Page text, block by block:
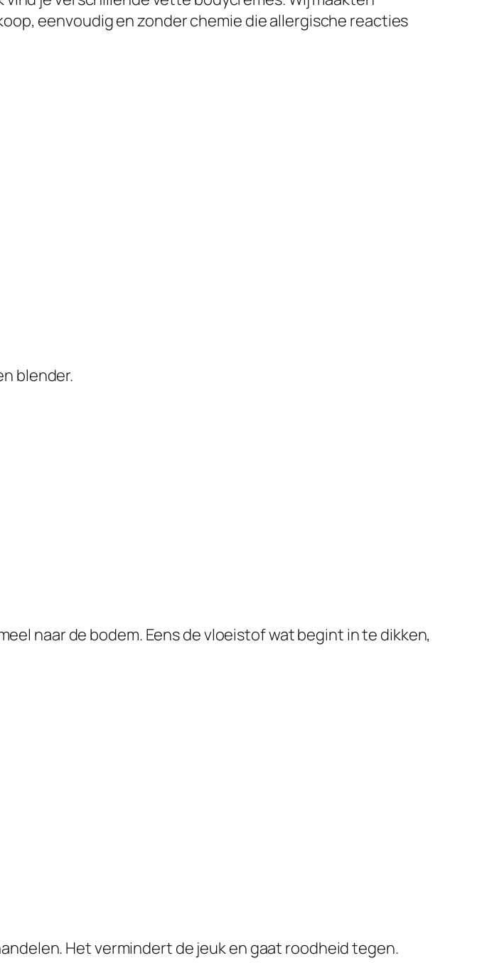
eenvoudig en zonder chemie die allergische reacties
blender.
naar de bodem. Eens de vloeistof wat begint in te dikken,
Het vermindert de jeuk en gaat roodheid tegen.